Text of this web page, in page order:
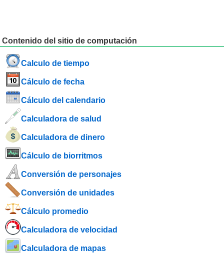
Contenido del sitio de computación
Calculo de tiempo
Cálculo de fecha
Cálculo del calendario
Calculadora de salud
Calculadora de dinero
Cálculo de biorritmos
Conversión de personajes
Conversión de unidades
Cálculo promedio
Calculadora de velocidad
Calculadora de mapas